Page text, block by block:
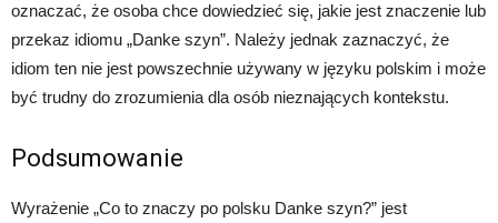
oznaczać, że osoba chce dowiedzieć się, jakie jest znaczenie lub
przekaz idiomu „Danke szyn”. Należy jednak zaznaczyć, że
idiom ten nie jest powszechnie używany w języku polskim i może
być trudny do zrozumienia dla osób nieznających kontekstu.
Podsumowanie
Wyrażenie „Co to znaczy po polsku Danke szyn?” jest